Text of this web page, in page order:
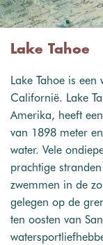
Lake Tahoe
Lake Tahoe is
Californië. Lake
Amerika, heeft
van 1898 meter
water. Vele
prachtige
zwemmen in de
gelegen op de
ten oosten van